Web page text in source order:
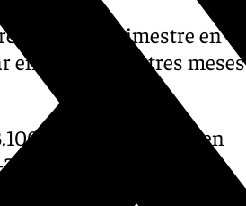
del tercer trimestre en
en los últimos tres meses
personas (-14,4%) en
mientras que el
personas (+0%).